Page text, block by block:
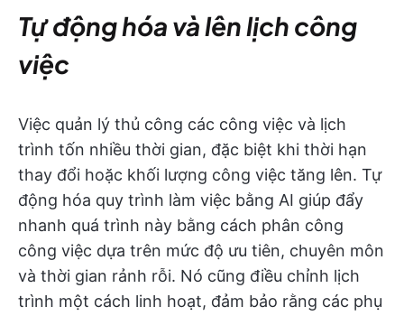
Tự động hóa và lên lịch công
việc
Việc quản lý thủ công các công việc và lịch
trình tốn nhiều thời gian, đặc biệt khi thời hạn
thay đổi hoặc khối lượng công việc tăng lên. Tự
động hóa quy trình làm việc bằng AI giúp đẩy
nhanh quá trình này bằng cách phân công
công việc dựa trên mức độ ưu tiên, chuyên môn
và thời gian rảnh rỗi. Nó cũng điều chỉnh lịch
trình một cách linh hoạt, đảm bảo rằng các phụ